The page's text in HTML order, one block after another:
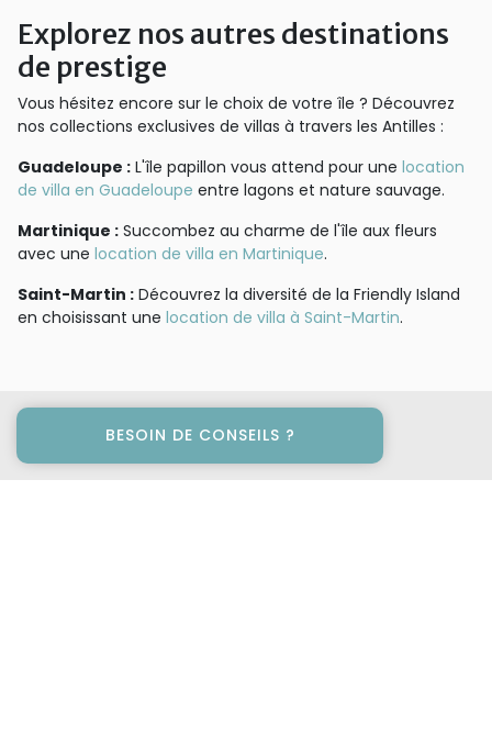
Explorez nos autres destinations
de prestige
Vous hésitez encore sur le choix de votre île ? Découvrez
nos collections exclusives de villas à travers les Antilles :
Guadeloupe : L'île papillon vous attend pour une location
de villa en Guadeloupe entre lagons et nature sauvage.
Martinique : Succombez au charme de l'île aux fleurs
avec une location de villa en Martinique.
Saint-Martin : Découvrez la diversité de la Friendly Island
en choisissant une location de villa à Saint-Martin.
BESOIN DE CONSEILS ?